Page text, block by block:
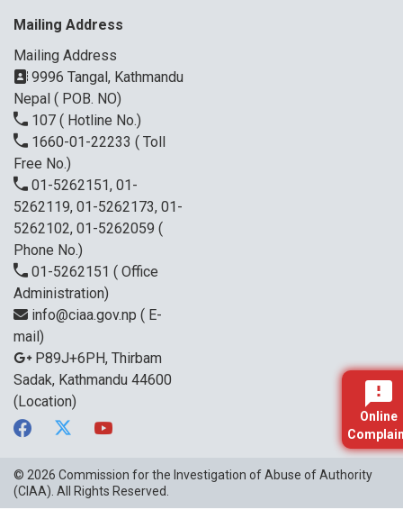
Online
Mailing Address
Mailing Address
9996 Tangal, Kathmandu
Nepal ( POB. NO)
107 ( Hotline No.)
1660-01-22233 ( Toll
Free No.)
01-5262151, 01-
5262119, 01-5262173, 01-
5262102, 01-5262059 (
Phone No.)
01-5262151 ( Office
Administration)
info@ciaa.gov.np ( E-
mail)
P89J+6PH, Thirbam
Sadak, Kathmandu 44600
(Location)
© 2026 Commission for the Investigation of Abuse of Authority
(CIAA) . All Rights Reserved.